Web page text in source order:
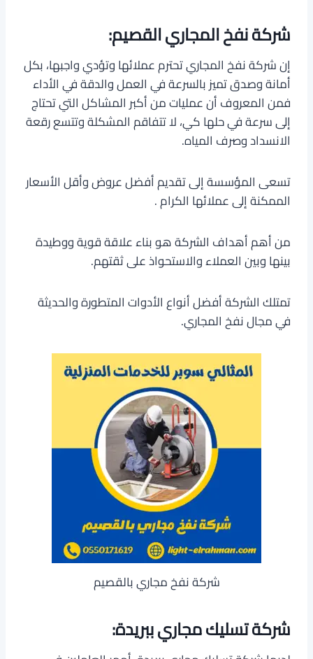
شركة نفخ المجاري القصيم:
إن شركة نفخ المجاري تحترم عملائها وتؤدي واجبها، بكل
أمانة وصدق تميز بالسرعة في العمل والدقة في الأداء
فمن المعروف أن عمليات من أكبر المشاكل التي تحتاج
إلى سرعة في حلها كي، لا تتفاقم المشكلة وتتسع رقعة
الانسداد وصرف المياه.
تسعى المؤسسة إلى تقديم أفضل عروض وأقل الأسعار
الممكنة إلى عملائها الكرام .
من أهم أهداف الشركة هو بناء علاقة قوية ووطيدة
بينها وبين العملاء والاستحواذ على ثقتهم.
تمتلك الشركة أفضل أنواع الأدوات المتطورة والحديثة
في مجال نفخ المجاري.
شركة نفخ مجاري بالقصيم
شركة تسليك مجاري ببريدة: